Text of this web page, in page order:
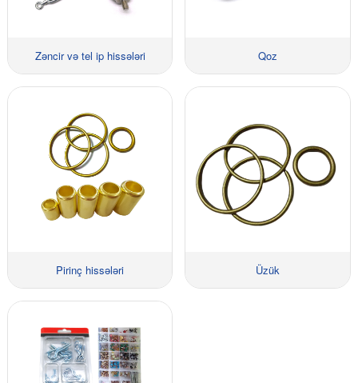
Zəncir və tel ip hissələri Qoz
Pirinç hissələri Üzük